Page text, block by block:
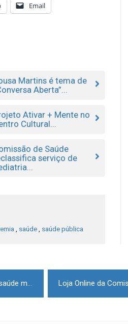
Email
Martins é tema de
Aberta”...
Ativar + Mente no
Cultural...
de Saúde
serviço de
saúde saúde pública
Covid-19: Pandemia deixará “um rasto pesado” na saúde mental da população